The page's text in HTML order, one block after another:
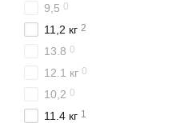
9,5 0
11,2 кг 2
13.8 0
12.1 кг 0
10,2 0
11.4 кг 1